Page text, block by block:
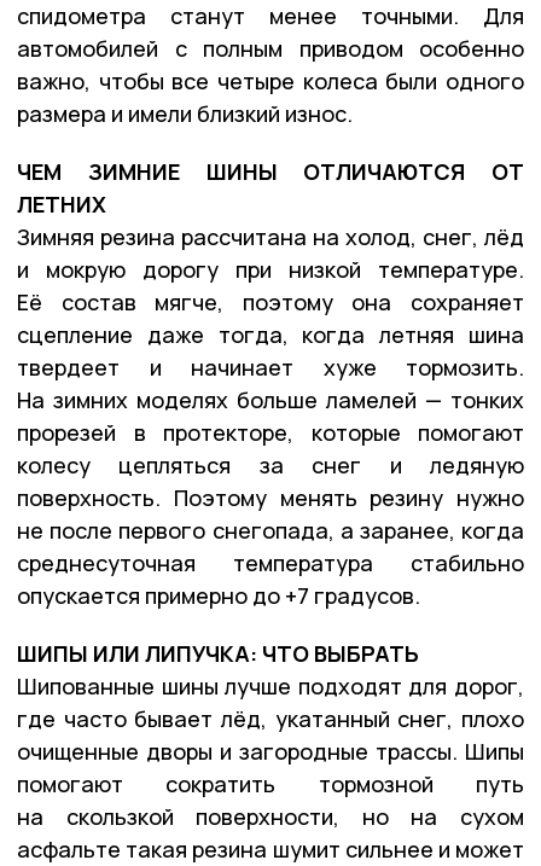
спидометра станут менее точными. Для
автомобилей с полным приводом особенно
важно, чтобы все четыре колеса были одного
размера и имели близкий износ.
ЧЕМ ЗИМНИЕ ШИНЫ ОТЛИЧАЮТСЯ ОТ
ЛЕТНИХ
Зимняя резина рассчитана на холод, снег, лёд
и мокрую дорогу при низкой температуре.
Её состав мягче, поэтому она сохраняет
сцепление даже тогда, когда летняя шина
твердеет и начинает хуже тормозить.
На зимних моделях больше ламелей — тонких
прорезей в протекторе, которые помогают
колесу цепляться за снег и ледяную
поверхность. Поэтому менять резину нужно
не после первого снегопада, а заранее, когда
среднесуточная температура стабильно
опускается примерно до +7 градусов.
ШИПЫ ИЛИ ЛИПУЧКА: ЧТО ВЫБРАТЬ
Шипованные шины лучше подходят для дорог,
где часто бывает лёд, укатанный снег, плохо
очищенные дворы и загородные трассы. Шипы
помогают сократить тормозной путь
на скользкой поверхности, но на сухом
асфальте такая резина шумит сильнее и может